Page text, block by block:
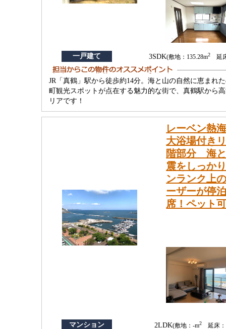
一戸建て 3SDK(敷地：135.28m2延床
JR「真鶴」駅から徒歩約14分。海と山の自然に恵まれ
町観光スポットが点在する魅力的な街で、真鶴駅から
リアです！
レーベン熱
大浴場付き
階部分 海
震をしっか
ンランク上
ーザーが停
席！ペット
マンション 2LDK(敷地：-m2延床：